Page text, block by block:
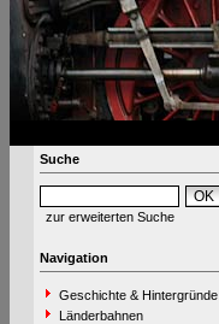
Suche
zur erweiterten Suche
Navigation
Geschichte & Hintergründe
Länderbahnen